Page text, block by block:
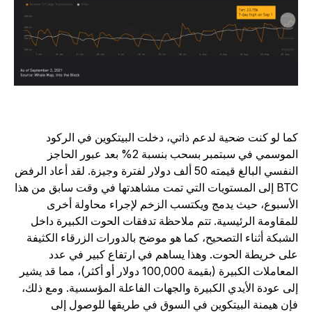
لو كنت ضحية لدعم ذاتي، دخلت البيتكوين في الركود
الموسمي في سبتمبر بسحب بنسبة 2% بعد عبور الحاجز
النفسي البالغ قيمته 50 ألف دولار لفترة وجيزة. لقد أعاد الرفض
BTC إلى المستويات التي تمت مشاهدتها في وقت سابق من هذا
حيث يدمج ويكتسب الزخم لإجراء محاولة أخرى
الرئيسية. تتم ملاحظة تدفقات الحوت الكبيرة داخل
أثناء التصحيح، كما هو موضح بالدورات الزرقاء الكثيفة
خريطة الحوت. وهذا يساهم في ارتفاع كبير في عدد
المعاملات الكبيرة (بقيمة 100,000 دولار أو أكثر)، مما قد يشير
عودة الأيدي الكبيرة والجهات الفاعلة المؤسسية. ومع ذلك،
هيمنة البيتكوين في السوق في طريقها للوصول إلى